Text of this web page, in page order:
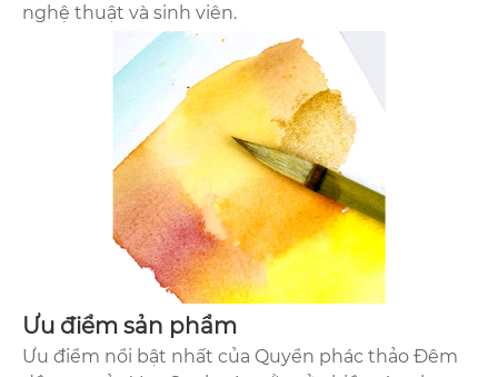
nghệ thuật và sinh viên.
Ưu điểm sản phẩm
Ưu điểm nổi bật nhất của Quyển phác thảo Đêm